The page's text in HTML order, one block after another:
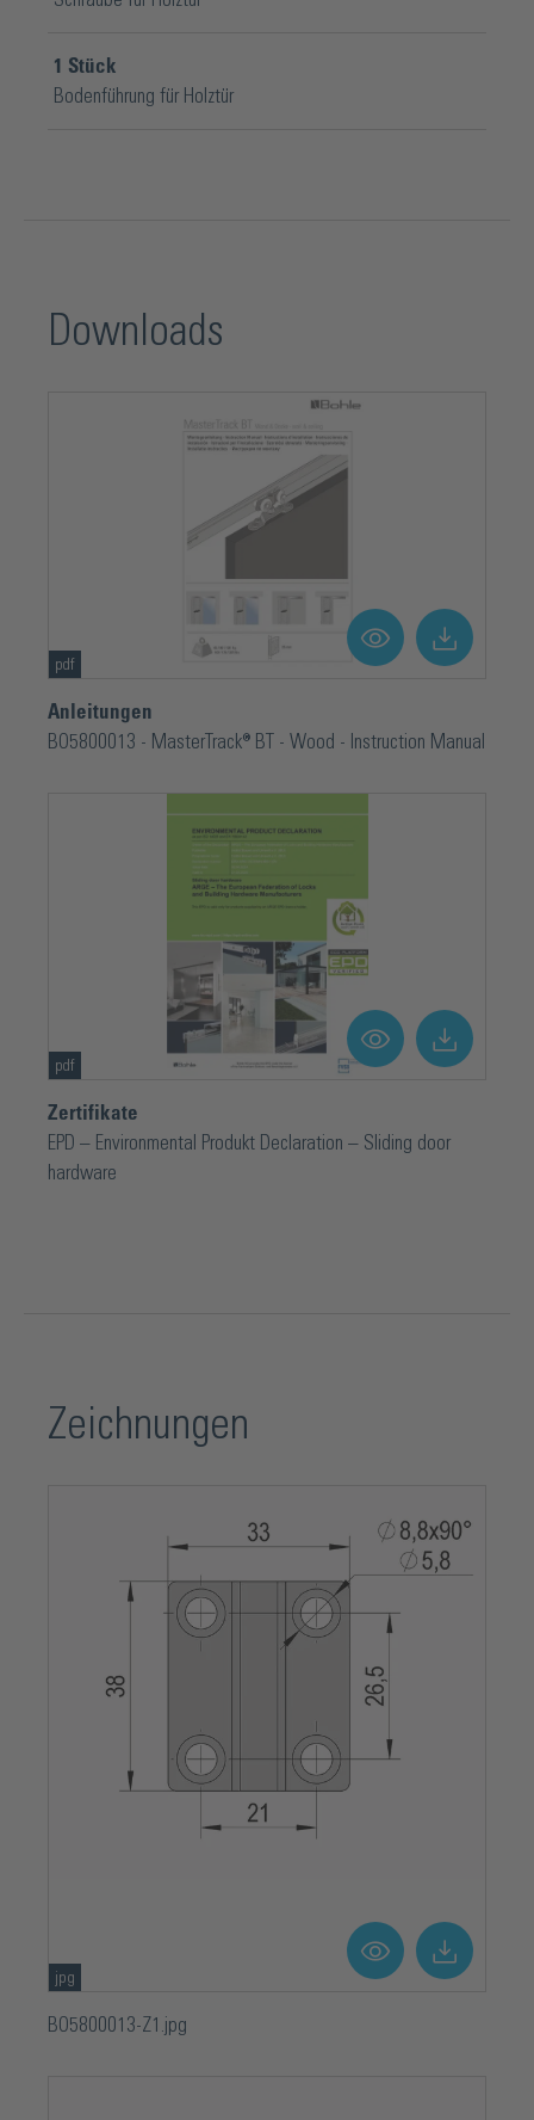
1 Stück
Bodenführung für Holztür
Downloads
pdf
Anleitungen
BO5800013 - MasterTrack® BT - Wood - Instruction Manual
pdf
Zertifikate
EPD – Environmental Produkt Declaration – Sliding door
hardware
Zeichnungen
jpg
BO5800013-Z1.jpg